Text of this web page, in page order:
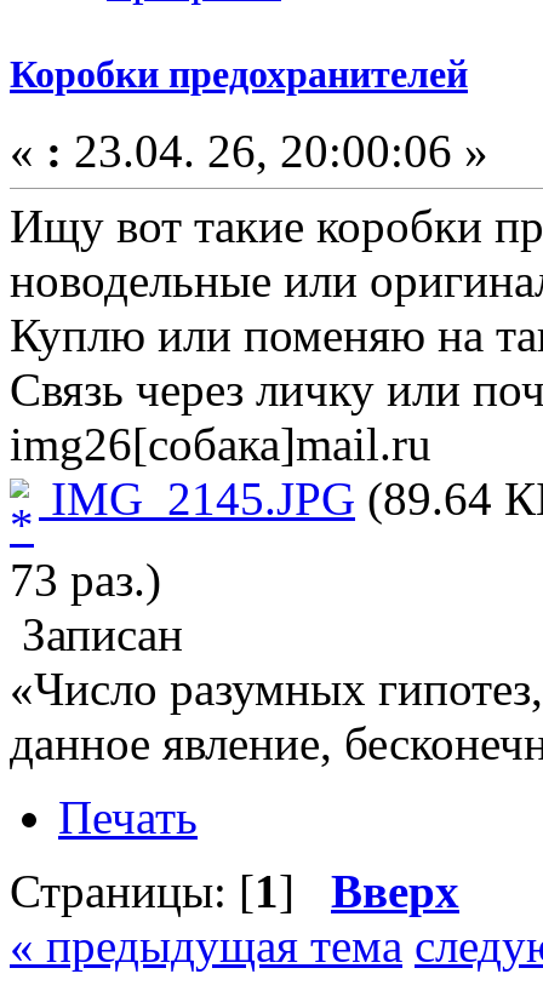
Коробки предохранителей
« : 23.04. 26, 20:00:06 »
Ищу вот такие коробки
новодельные или
Куплю или поменяю на
Связь через личку или
img26[собака]mail.ru
IMG_2145.JPG (89.64
73 раз.)
Записан
«Число разумных
данное явление,
Печать
Страницы: [1] Вверх
« предыдущая тема